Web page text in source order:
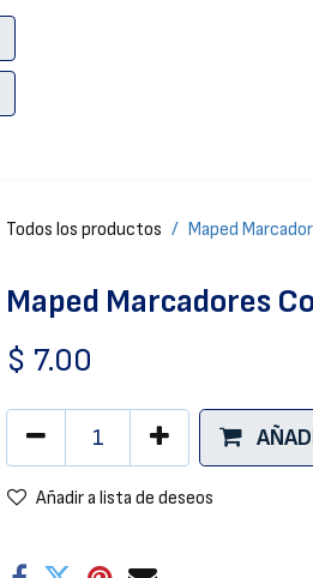
Todos los productos Maped
Maped Marcadores
$ 7.00
Añadir a lista de deseos